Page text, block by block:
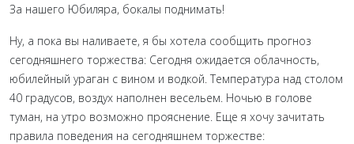
За нашего Юбиляра, бокалы поднимать!
Ну, а пока вы наливаете, я бы хотела сообщить прогноз
сегодняшнего торжества: Сегодня ожидается облачность,
юбилейный ураган с вином и водкой. Температура над столом
40 градусов, воздух наполнен весельем. Ночью в голове
туман, на утро возможно прояснение. Еще я хочу зачитать
правила поведения на сегодняшнем торжестве: